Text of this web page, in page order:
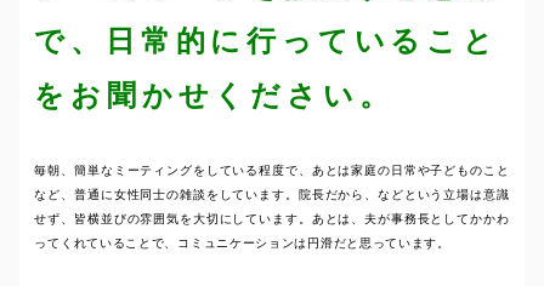
で、日常的に行っていること
をお聞かせください。
毎朝、簡単なミーティングをしている程度で、あとは家庭の日常や子どものこと
など、普通に女性同士の雑談をしています。院長だから、などという立場は意識
せず、皆横並びの雰囲気を大切にしています。あとは、夫が事務長としてかかわ
ってくれていることで、コミュニケーションは円滑だと思っています。